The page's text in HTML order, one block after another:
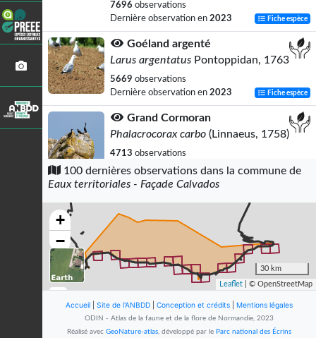
7696 observations
Dernière observation en 2023 Fiche espèce
Goéland argenté
Larus argentatus Pontoppidan, 1763
5669 observations
Dernière observation en 2023 Fiche espèce
Grand Cormoran
Phalacrocorax carbo (Linnaeus, 1758)
4713 observations
Dernière observation en
2023 Fiche espèce
Mouette rieuse
(Linnaeus, 1766)
Dernière observation en
Fiche espèce
Goéland marin
4127 observations
Dernière observation en2023 Fiche espèce
100 dernières observations dans la commune de
Eaux territoriales - Façade Calvados
+
−
30 km
Leaflet | © OpenStreetMap
Accueil Site de l'ANBDD Conception et crédits Mentions légales
ODIN - Atlas de la faune et de la flore de Normandie, 2023
Réalisé avec GeoNature-atlas, développé par le Parc national des Écrins